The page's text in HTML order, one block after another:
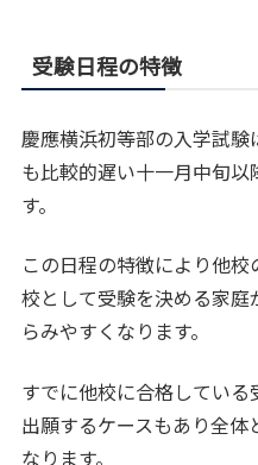
受験日程の特徴
慶應横浜初等部の入学試
も比較的遅い十一月中旬
す。
この日程の特徴により他
校として受験を決める家
らみやすくなります。
すでに他校に合格してい
出願するケースもあり全体
なります。